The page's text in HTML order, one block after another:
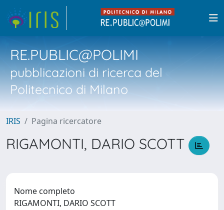
RE.PUBLIC@POLIMI
pubblicazioni di ricerca del
Politecnico di Milano
IRIS Pagina ricercatore
RIGAMONTI, DARIO SCOTT
Nome completo
RIGAMONTI, DARIO SCOTT